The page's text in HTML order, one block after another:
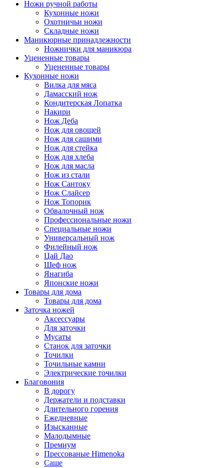
Ножи ручной работы
Кухонные ножи
Охотничьи ножи
Складные ножи
Маникюрные принадлежности
Ножнички для маникюра
Уцененные товары
Уцененные товары
Кухонные ножи
Вилка для мяса
Дамасский нож
Кондитерская Лопатка
Накири
Нож Деба
Нож для овощей
Нож для сашими
Нож для стейка
Нож для хлеба
Нож для масла
Нож из стали
Нож Сантоку
Нож Слайсер
Нож Топорик
Обвалочный нож
Профессиональные ножи
Специальные ножи
Универсальный нож
Филейный нож
Цай Дао
Шеф нож
Янагиба
Японские ножи
Товары для дома
Товары для дома
Заточка ножей
Аксессуары
Для заточки
Мусаты
Станок для заточки
Точилки
Точильные камни
Электрические точилки
Благовония
В дорогу
Держатели и подставки
Длительного горения
Ежедневные
Изысканные
Малодымные
Премиум
Прессованые Himenoka
Саше